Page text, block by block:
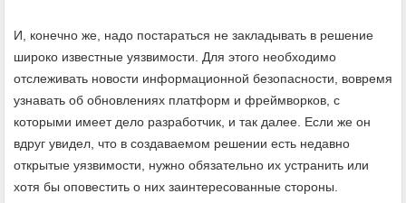
И, конечно же, надо постараться не закладывать в решение
широко известные уязвимости. Для этого необходимо
отслеживать новости информационной безопасности, вовремя
узнавать об обновлениях платформ и фреймворков, с
которыми имеет дело разработчик, и так далее. Если же он
вдруг увидел, что в создаваемом решении есть недавно
открытые уязвимости, нужно обязательно их устранить или
хотя бы оповестить о них заинтересованные стороны.